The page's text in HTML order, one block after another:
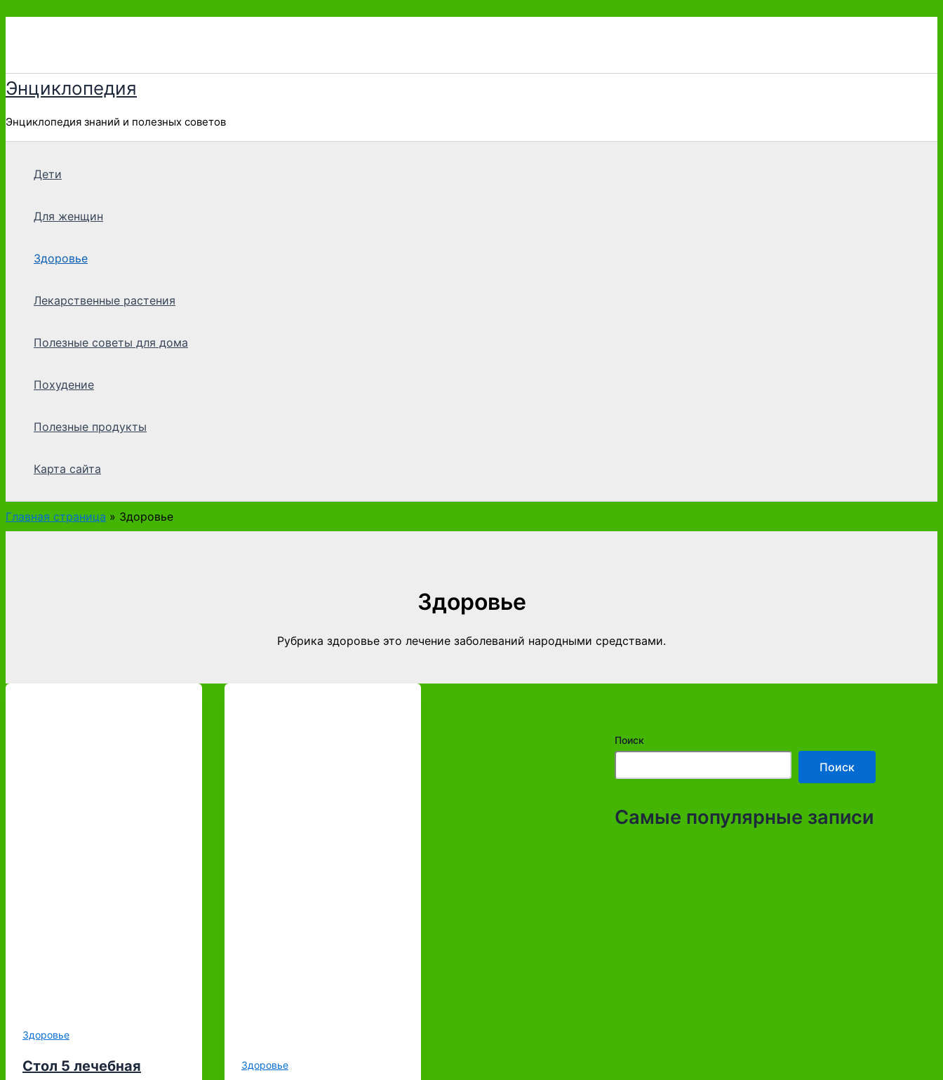
Перейти
Энциклопедия
Энциклопедия знаний и полезных советов
Дети
Для женщин
Здоровье
Лекарственные растения
Полезные советы для дома
Похудение
Полезные продукты
Карта сайта
Главная страница » Здоровье
Здоровье
Рубрика здоровье это лечение заболеваний народными средствами.
Здоровье
Стол 5 лечебная
Здоровье
Поиск
Поиск
Самые популярные записи